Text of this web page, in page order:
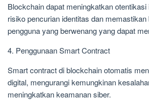
Blockchain dapat meningkatkan
risiko pencurian identitas dan
pengguna yang berwenang yang dapat
4. Penggunaan Smart Contract
Smart contract di blockchain otomatis
digital, mengurangi kemungkinan
meningkatkan keamanan siber.